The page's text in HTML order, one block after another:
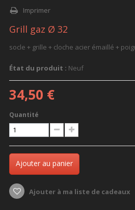
Imprimer
Grill gaz Ø 32
socle + grille + cloche acier émaillé +
État du produit : Neuf
34,50 €
Quantité
Ajouter au panier
Ajouter à ma liste de cadeaux